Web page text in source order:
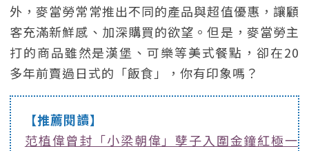
外，麥當勞常常推出不同的產品與超值優惠，讓顧
客充滿新鮮感、加深購買的欲望。但是，麥當勞主
打的商品雖然是漢堡、可樂等美式餐點，卻在20
多年前賣過日式的「飯食」，你有印象嗎？
【推薦閱讀】
范植偉曾封「小梁朝偉」孽子入圍金鐘紅極一